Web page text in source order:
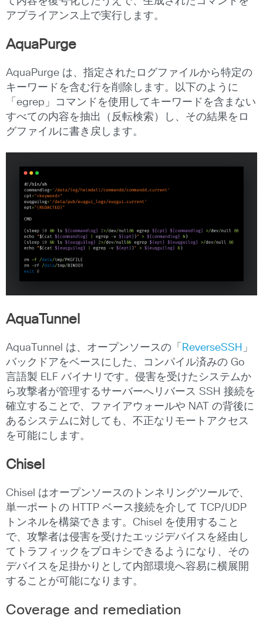
アプライアンス上で実行します。
AquaPurge
AquaPurge は、指定されたログファイルから特定の
キーワードを含む行を削除します。以下のように
「egrep」コマンドを使用してキーワードを含まない
すべての内容を抽出（反転検索）し、その結果をロ
グファイルに書き戻します。
AquaTunnel
AquaTunnel は、オープンソースの「 ReverseSSH 」
バックドアをベースにした、コンパイル済みの Go
言語製 ELF バイナリです。侵害を受けたシステムか
ら攻撃者が管理するサーバーへリバース SSH 接続を
確立することで、ファイアウォールや NAT の背後に
あるシステムに対しても、不正なリモートアクセス
を可能にします。
Chisel
Chisel はオープンソースのトンネリングツールで、
単一ポートの HTTP ベース接続を介して TCP/UDP
トンネルを構築できます。Chisel を使用すること
で、攻撃者は侵害を受けたエッジデバイスを経由し
てトラフィックをプロキシできるようになり、その
デバイスを足掛かりとして内部環境へ容易に横展開
することが可能になります。
Coverage and remediation